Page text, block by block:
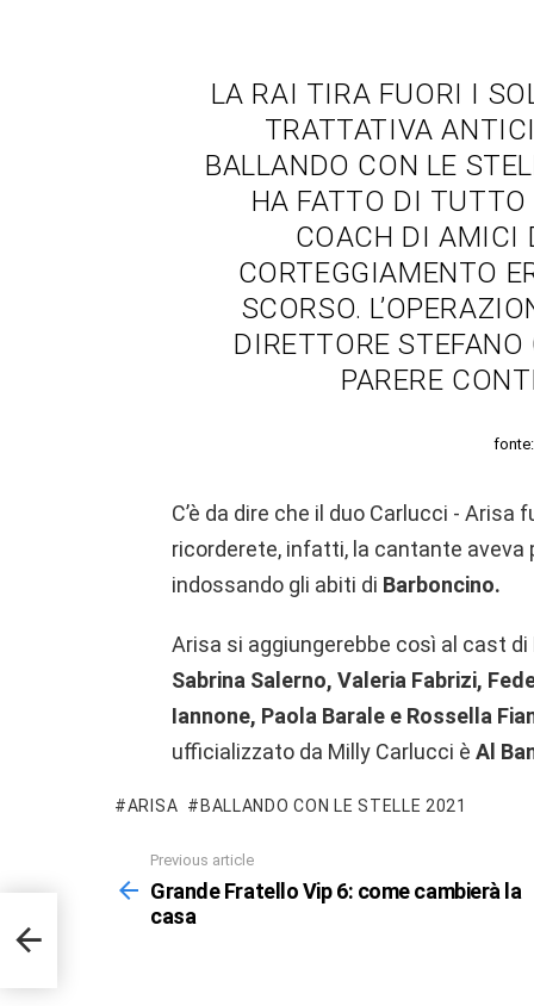
LA RAI TIRA FUORI I
TRATTATIVA
BALLANDO CON LE
HA FATTO DI TUTTO
COACH DI AMICI
CORTEGGIAMENTO
SCORSO.
DIRETTORE
PARERE
C’è da dire che il duo Carlucci -
ricorderete, infatti, la cantante aveva
indossando gli abiti di Barboncino.
Arisa si aggiungerebbe così al cast di
Sabrina Salerno, Valeria Fabrizi,
Iannone, Paola Barale e Rossella
ufficializzato da Milly Carlucci è Al
ARISA BALLANDO CON LE STELLE 2021
more
Previous article
Grande Fratello Vip 6: come cambierà la
casa